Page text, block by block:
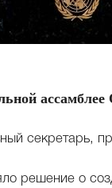
секретарь,
решение о